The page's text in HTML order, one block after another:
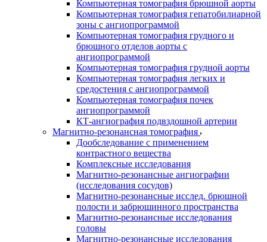
Компьютерная томография брюшной аорты
Компьютерная томография гепатобилиарной
зоны с ангиопрограммой
Компьютерная томография грудного и
брюшного отделов аорты с
ангиопрограммой
Компьютерная томография грудной аорты
Компьютерная томография легких и
средостения с ангиопрограммой
Компьютерная томография почек
ангиопрограммой
КТ-ангиография подвздошной артерии
Магнитно-резонансная томография
Дообследование с применением
контрастного вещества
Комплексные исследования
Магнитно-резонансные ангиографии
(исследования сосудов)
Магнитно-резонансные исслед. брюшной
полости и забрюшинного пространства
Магнитно-резонансные исследования
головы
Магнитно-резонансные исследования